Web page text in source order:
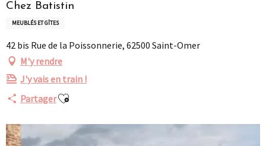
Chez Batistin
MEUBLÉS ET GÎTES
42 bis Rue de la Poissonnerie, 62500 Saint-Omer
M'y rendre
J'y vais en train !
PartagerAjouter aux favoris